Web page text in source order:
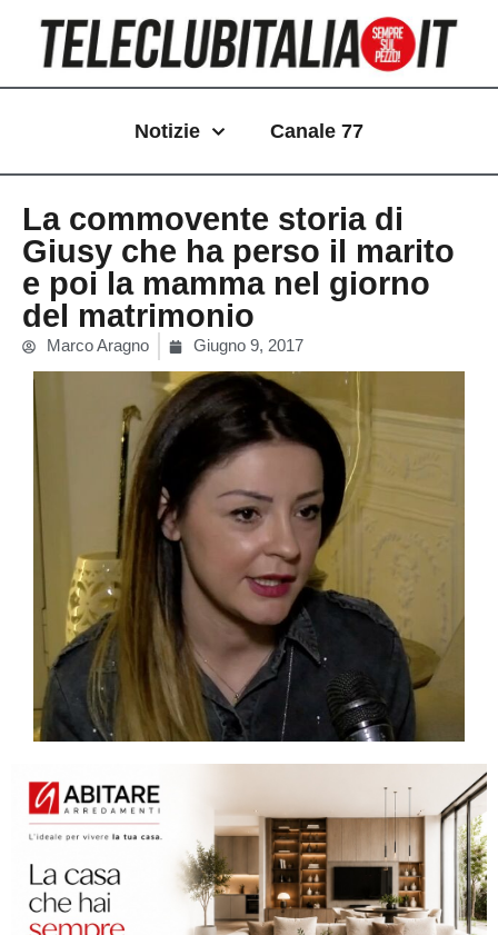
contenuto
Notizie Canale 77
La commovente storia di
Giusy che ha perso il marito
e poi la mamma nel giorno
del matrimonio
Marco Aragno Giugno 9, 2017